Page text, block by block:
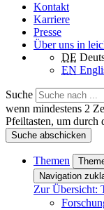
Kontakt
Karriere
Presse
Über uns in
DE
EN
Suche
wenn mindestens 2
Pfeiltasten, um durch
Suche abschicken
Themen
Navigation
Zur Übersicht: